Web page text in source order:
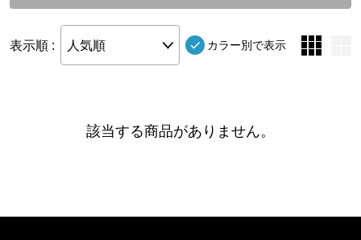
表示順 : 人気順 カラー別で表示
該当する商品がありません。